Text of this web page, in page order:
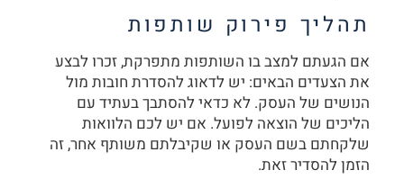
תהליך פירוק שותפות
אם הגעתם למצב בו השותפות מתפרקת, זכרו לבצע
את הצעדים הבאים: יש לדאוג להסדרת חובות מול
הנושים של העסק. לא כדאי להסתבך בעתיד עם
הליכים של הוצאה לפועל. אם יש לכם הלוואות
שלקחתם בשם העסק או שקיבלתם משותף אחר, זה
הזמן להסדיר זאת.